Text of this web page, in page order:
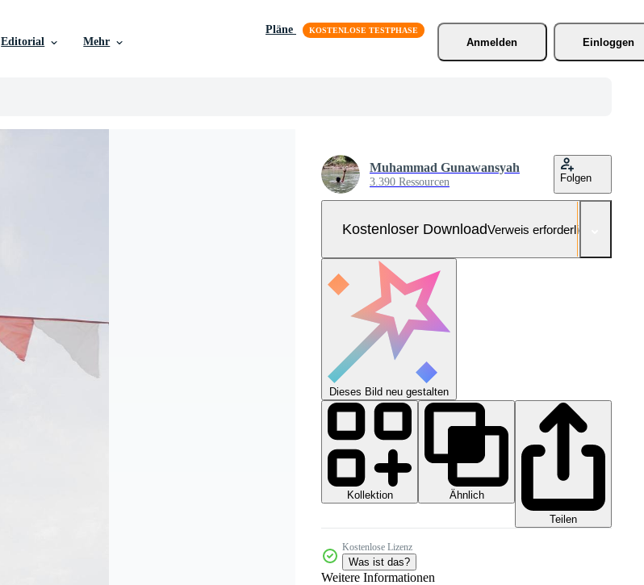
Editorial Mehr
Pläne
Anmelden
Einloggen
Muhammad Gunawansyah
3.390 Ressourcen Folgen
Kostenloser DownloadVerweis erforderlich
Dieses Bild neu gestalten
Kollektion
Ähnlich
Teilen
Kostenlose Lizenz
Was ist das?
Weitere Informationen